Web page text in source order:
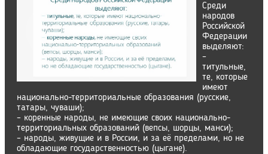
Среди
народов
Российской
Федерации
выделяют:
–
титульные,
те, которые
имеют
национально-территориальные образования (русские,
татары, чуваши);
– коренные народы, не имеющие своих национально-
территориальных образований (вепсы, шорцы, манси);
– народы, живущие и в России, и за её пределами, но не
обладающие государственностью (цыгане).